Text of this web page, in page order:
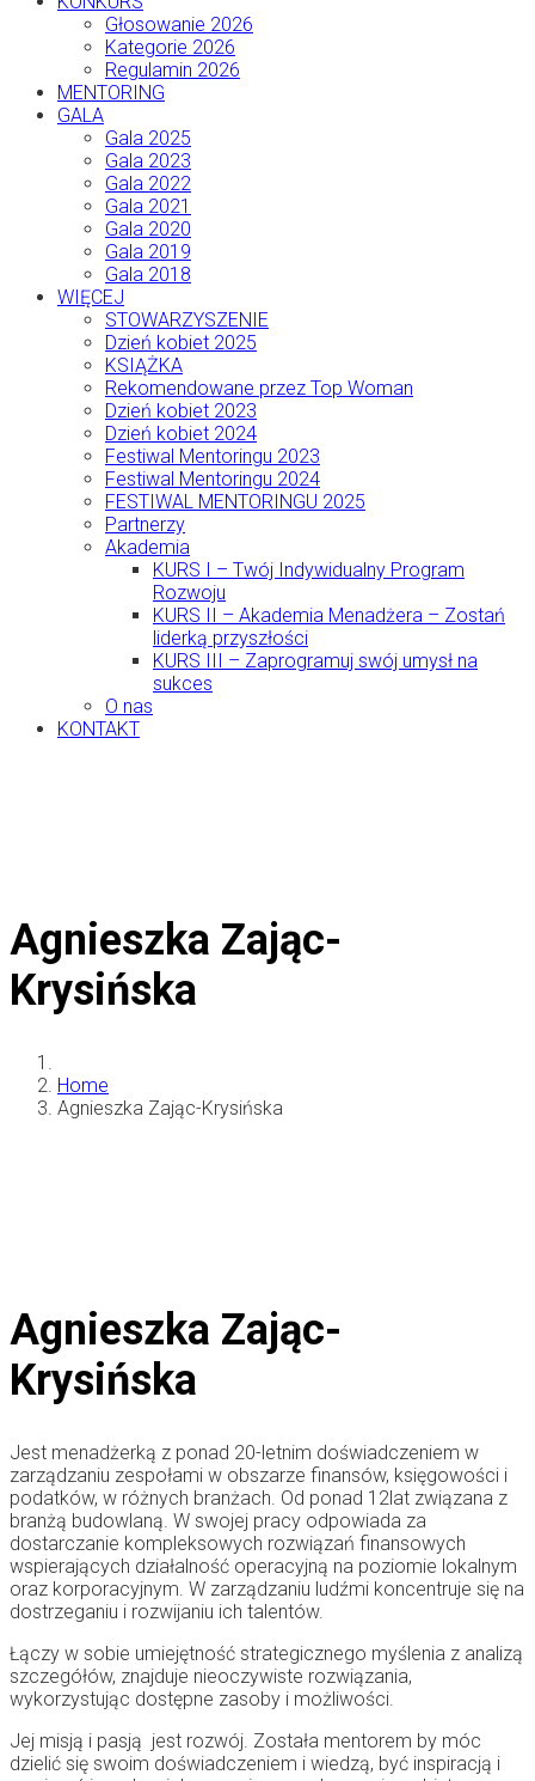
Głosowanie 2026
Kategorie 2026
Regulamin 2026
MENTORING
GALA
Gala 2025
Gala 2023
Gala 2022
Gala 2021
Gala 2020
Gala 2019
Gala 2018
WIĘCEJ
STOWARZYSZENIE
Dzień kobiet 2025
KSIĄŻKA
Rekomendowane przez Top Woman
Dzień kobiet 2023
Dzień kobiet 2024
Festiwal Mentoringu 2023
Festiwal Mentoringu 2024
FESTIWAL MENTORINGU 2025
Partnerzy
Akademia
KURS I – Twój Indywidualny Program
Rozwoju
KURS II – Akademia Menadżera – Zostań
liderką przyszłości
KURS III – Zaprogramuj swój umysł na
sukces
O nas
KONTAKT
Agnieszka Zając-
Krysińska
Home
Agnieszka Zając-Krysińska
Agnieszka Zając-
Krysińska
Jest menadżerką z ponad 20-letnim doświadczeniem w
zarządzaniu zespołami w obszarze finansów, księgowości i
podatków, w różnych branżach. Od ponad 12lat związana z
branżą budowlaną. W swojej pracy odpowiada za
dostarczanie kompleksowych rozwiązań finansowych
wspierających działalność operacyjną na poziomie lokalnym
oraz korporacyjnym. W zarządzaniu ludźmi koncentruje się na
dostrzeganiu i rozwijaniu ich talentów.
Łączy w sobie umiejętność strategicznego myślenia z analizą
szczegółów, znajduje nieoczywiste rozwiązania,
wykorzystując dostępne zasoby i możliwości.
Jej misją i pasją jest rozwój. Została mentorem by móc
dzielić się swoim doświadczeniem i wiedzą, być inspiracją i